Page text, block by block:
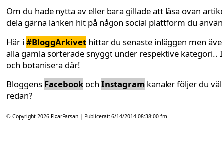
Om du hade nytta av eller bara gillade att läsa ovan
dela gärna länken hit på någon social plattform du
Här i #BloggArkivet hittar du senaste inläggen men
alla gamla sorterade snyggt under respektive kategori..
och botanisera där!
Bloggens Facebookoch Instagram kanaler följer du väl
redan?
© Copyright 2026 FixarFarsan | Publicerat: 6/14/2014 08:38:00 fm